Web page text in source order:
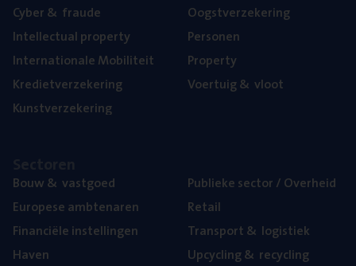
Cyber& fraude
Intel­lec­tu­al property
Inter­na­ti­o­na­le Mobiliteit
Kre­diet­ver­ze­ke­ring
Kunst­ver­ze­ke­ring
Oogst­ver­ze­ke­ring
Per­so­nen
Pro­per­ty
Voer­tuig& vloot
Bouw& vastgoed
Euro­pe­se ambtenaren
Finan­ci­ë­le instellingen
Haven
Publie­ke sec­tor / Overheid
Retail
Trans­port& logistiek
Upcy­cling& recycling